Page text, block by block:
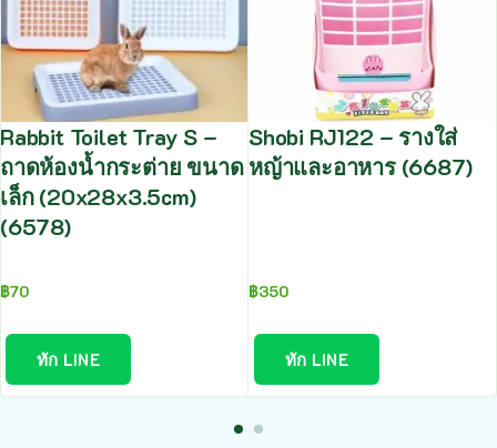
Rabbit Toilet Tray S –
ถาดห้องน้ำกระต่าย ขนาด
เล็ก (20x28x3.5cm)
(6578)
฿70
ทัก LINE
Shobi RJ122 – รางใส่
หญ้าและอาหาร (6687)
฿350
ทัก LINE